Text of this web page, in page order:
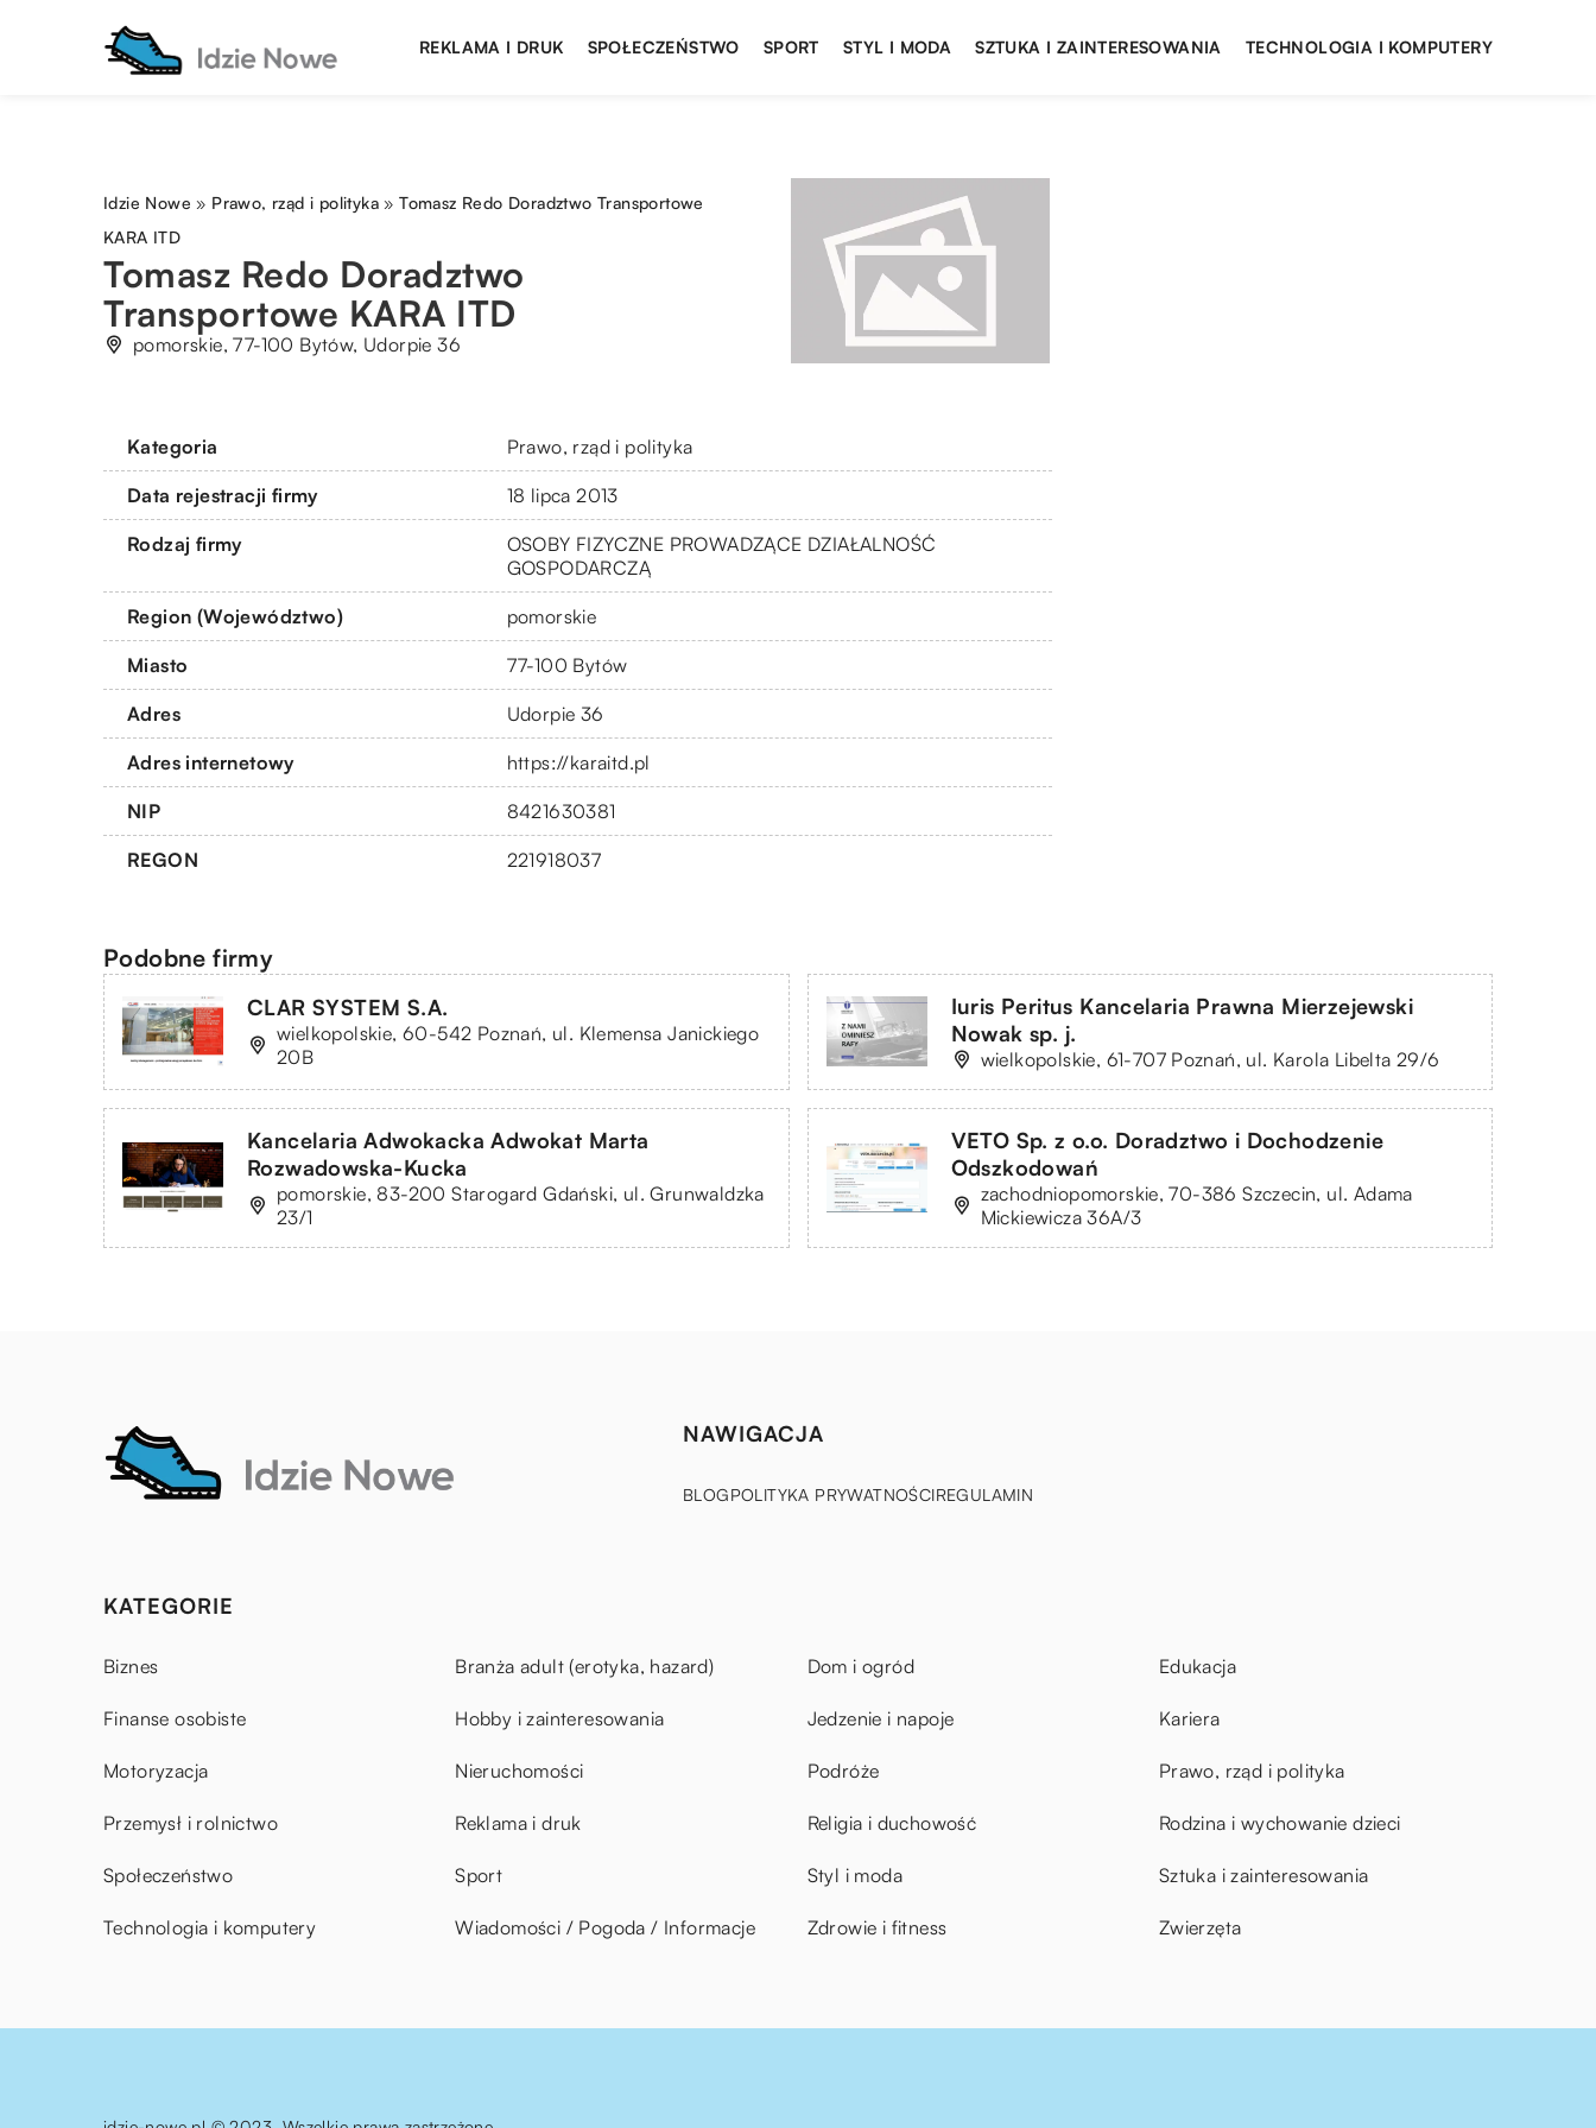
REKLAMA I DRUK SPOŁECZEŃSTWO SPORT STYL I MODA SZTUKA I ZAINTERESOWANIA TECHNOLOGIA I KOMPUTERY
Idzie Nowe » Prawo, rząd i polityka »Tomasz Redo Doradztwo Transportowe
KARA ITD
Tomasz Redo Doradztwo
Transportowe KARA ITD
pomorskie, 77-100 Bytów, Udorpie 36
Kategoria Prawo, rząd i polityka
Data rejestracji firmy 18 lipca 2013
Rodzaj firmy
OSOBY FIZYCZNE PROWADZĄCE DZIAŁALNOŚĆ
GOSPODARCZĄ
Region (Województwo) pomorskie
Miasto 77-100 Bytów
Adres Udorpie 36
Adres internetowy https://karaitd.pl
NIP 8421630381
REGON 221918037
Podobne firmy
CLAR SYSTEM S.A.
wielkopolskie, 60-542 Poznań, ul. Klemensa Janickiego
20B
Iuris Peritus Kancelaria Prawna Mierzejewski
Nowak sp. j.
wielkopolskie, 61-707 Poznań, ul. Karola Libelta 29/6
Kancelaria Adwokacka Adwokat Marta
Rozwadowska-Kucka
pomorskie, 83-200 Starogard Gdański, ul. Grunwaldzka
23/1
VETO Sp. z o.o. Doradztwo i Dochodzenie
Odszkodowań
zachodniopomorskie, 70-386 Szczecin, ul. Adama
Mickiewicza 36A/3
NAWIGACJA
BLOGPOLITYKA PRYWATNOŚCIREGULAMIN
KATEGORIE
Biznes Branża adult (erotyka, hazard) Dom i ogród Edukacja
Finanse osobiste Hobby i zainteresowania Jedzenie i napoje Kariera
Motoryzacja Nieruchomości Podróże Prawo, rząd i polityka
Przemysł i rolnictwo Reklama i druk Religia i duchowość Rodzina i wychowanie dzieci
Społeczeństwo Sport Styl i moda Sztuka i zainteresowania
Technologia i komputery Wiadomości / Pogoda / Informacje Zdrowie i fitness Zwierzęta